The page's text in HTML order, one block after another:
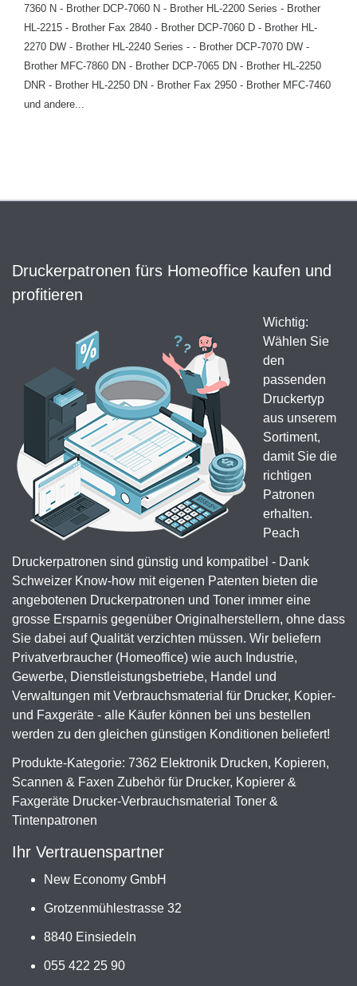
7360 N - Brother DCP-7060 N - Brother HL-2200 Series - Brother
HL-2215 - Brother Fax 2840 - Brother DCP-7060 D - Brother HL-
2270 DW - Brother HL-2240 Series - - Brother DCP-7070 DW -
Brother MFC-7860 DN - Brother DCP-7065 DN - Brother HL-2250
DNR - Brother HL-2250 DN - Brother Fax 2950 - Brother MFC-7460
und andere...
Druckerpatronen fürs Homeoffice kaufen und
profitieren
Wichtig:
Wählen Sie
den
passenden
Druckertyp
aus unserem
Sortiment,
damit Sie die
richtigen
Patronen
erhalten.
Peach
Druckerpatronen sind günstig und kompatibel - Dank
Schweizer Know-how mit eigenen Patenten bieten die
angebotenen Druckerpatronen und Toner immer eine
grosse Ersparnis gegenüber Originalherstellern, ohne dass
Sie dabei auf Qualität verzichten müssen. Wir beliefern
Privatverbraucher (Homeoffice) wie auch Industrie,
Gewerbe, Dienstleistungsbetriebe, Handel und
Verwaltungen mit Verbrauchsmaterial für Drucker, Kopier-
und Faxgeräte - alle Käufer können bei uns bestellen
werden zu den gleichen günstigen Konditionen beliefert!
Produkte-Kategorie: 7362 Elektronik Drucken, Kopieren,
Scannen & Faxen Zubehör für Drucker, Kopierer &
Faxgeräte Drucker-Verbrauchsmaterial Toner &
Tintenpatronen
Ihr Vertrauenspartner
New Economy GmbH
Grotzenmühlestrasse 32
8840 Einsiedeln
055 422 25 90